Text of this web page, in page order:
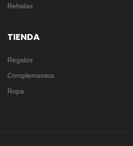
Rehalas
TIENDA
Regalos
Complementos
Ropa